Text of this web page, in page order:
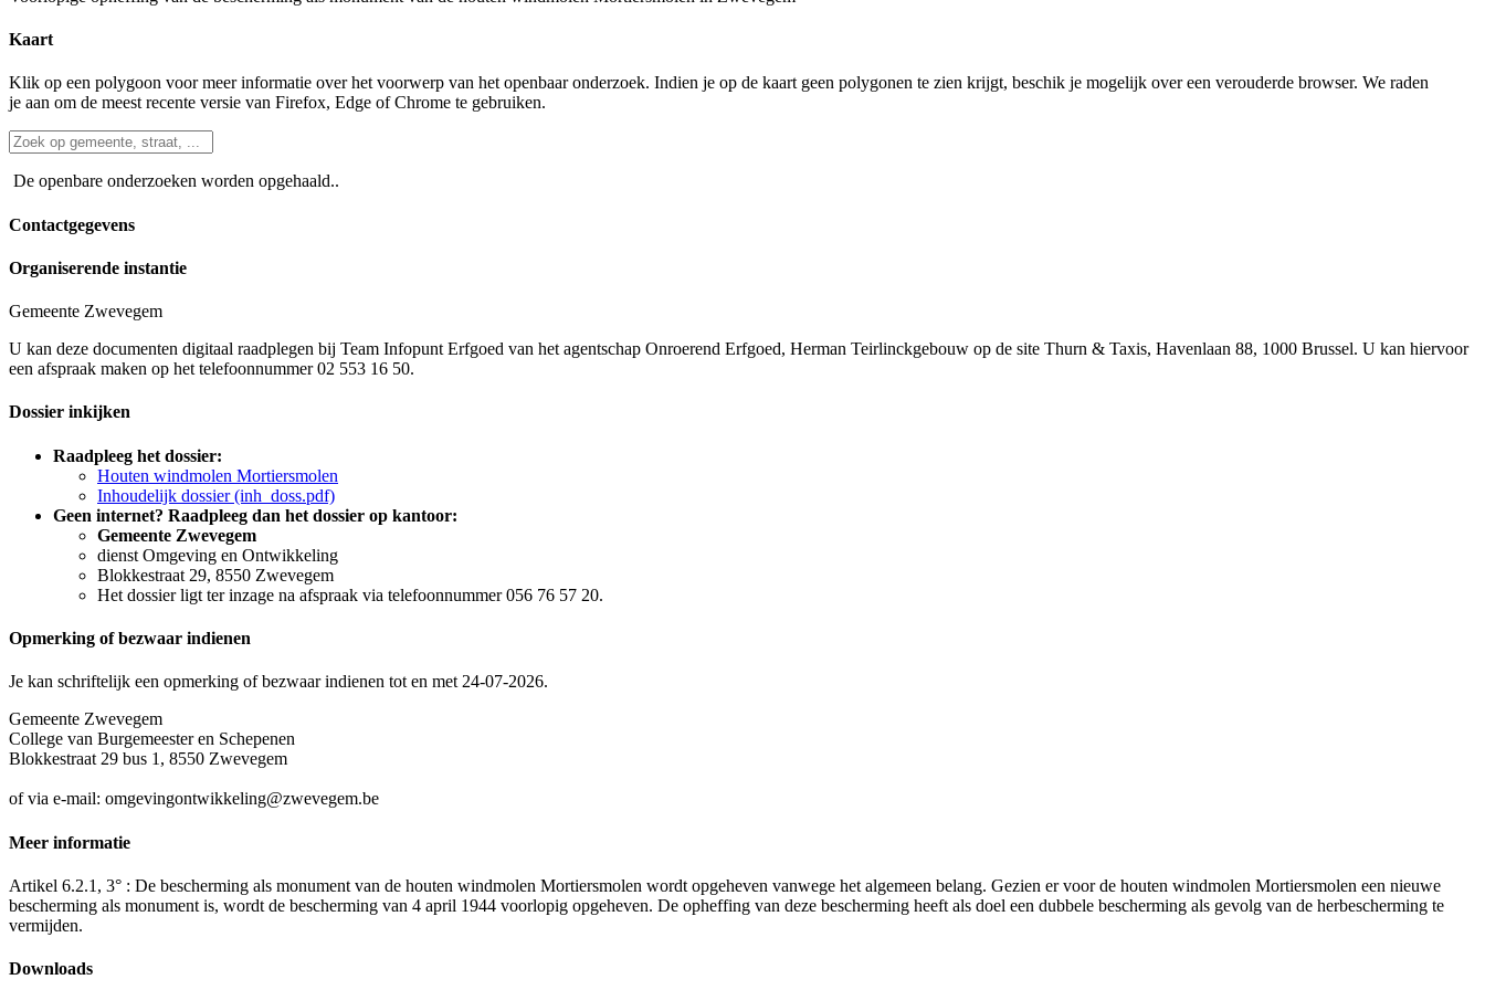
Kaart
Klik op een polygoon voor meer informatie over het voorwerp van het openbaar onderzoek. Indien je op de kaart geen polygonen te zien krijgt, beschik je mogelijk over een verouderde browser. We raden
je aan om de meest recente versie van Firefox, Edge of Chrome te gebruiken.
De openbare onderzoeken worden opgehaald..
Contactgegevens
Organiserende instantie
Gemeente Zwevegem
U kan deze documenten digitaal raadplegen bij Team Infopunt Erfgoed van het agentschap Onroerend Erfgoed, Herman Teirlinckgebouw op de site Thurn & Taxis, Havenlaan 88, 1000 Brussel. U kan hiervoor
een afspraak maken op het telefoonnummer 02 553 16 50.
Dossier inkijken
Raadpleeg het dossier:
Houten windmolen Mortiersmolen
Inhoudelijk dossier (inh_doss.pdf)
Geen internet? Raadpleeg dan het dossier op kantoor:
Gemeente Zwevegem
dienst Omgeving en Ontwikkeling
Blokkestraat 29, 8550 Zwevegem
Het dossier ligt ter inzage na afspraak via telefoonnummer 056 76 57 20.
Opmerking of bezwaar indienen
Je kan schriftelijk een opmerking of bezwaar indienen tot en met 24-07-2026.
Gemeente Zwevegem
College van Burgemeester en Schepenen
Blokkestraat 29 bus 1, 8550 Zwevegem
of via e-mail: omgevingontwikkeling@zwevegem.be
Meer informatie
Artikel 6.2.1, 3° : De bescherming als monument van de houten windmolen Mortiersmolen wordt opgeheven vanwege het algemeen belang. Gezien er voor de houten windmolen Mortiersmolen een nieuwe
bescherming als monument is, wordt de bescherming van 4 april 1944 voorlopig opgeheven. De opheffing van deze bescherming heeft als doel een dubbele bescherming als gevolg van de herbescherming te
vermijden.
Downloads